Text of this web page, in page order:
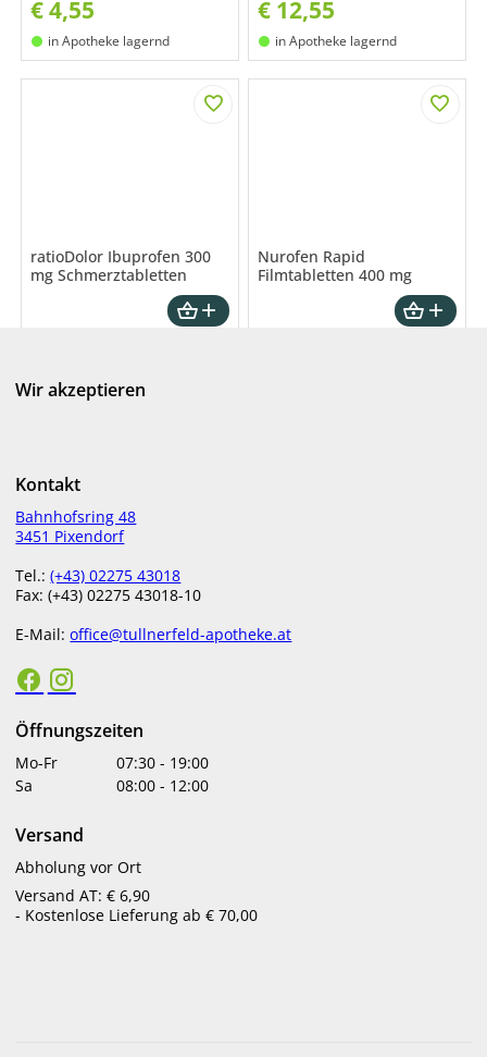
€4,55
in Apotheke lagernd
€ 12,55
in Apotheke lagernd
ratioDolor Ibuprofen 300
mg Schmerztabletten
Nurofen Rapid
Filmtabletten 400 mg
Perskindol Aktiv Fluid 250
ml
€ 17,99
3M Nexcare ColdHot Bio.
Wir akzeptieren
Kontakt
Bahnhofsring 48
3451 Pixendorf
Tel.:(+43) 02275 43018
Fax: (+43) 02275 43018-10
E-Mail:office@tullnerfeld-apotheke.at
Öffnungszeiten
Mo-Fr 07:30 - 19:00
Sa
08:00 - 12:00
Versand
Abholung vor Ort
Versand AT: € 6,90
- Kostenlose Lieferung ab € 70,00